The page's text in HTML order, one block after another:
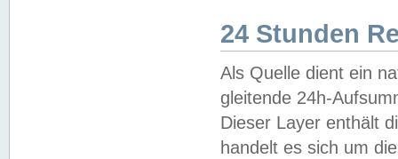
24 Stunden
Als Quelle dient ein
gleitende 24h-
Dieser Layer enthält
handelt es sich um